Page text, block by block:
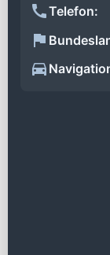
Telefon: